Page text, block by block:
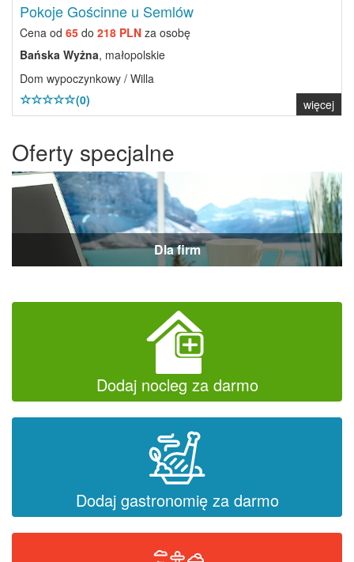
Pokoje Gościnne u Semlów
Cena od 65 do 218 PLN za osobę
Bańska Wyżna, małopolskie
Dom wypoczynkowy / Willa
(0)
więcej
Oferty specjalne
Dla firm
Dodaj nocleg za darmo
Dodaj gastronomię za darmo